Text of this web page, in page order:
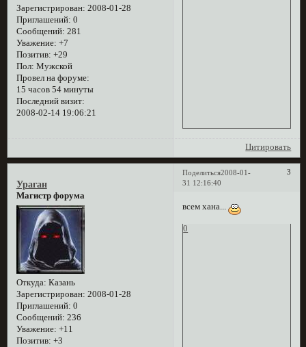
Зарегистрирован: 2008-01-28
Приглашений: 0
Сообщений: 281
Уважение: +7
Позитив: +29
Пол: Мужской
Провел на форуме:
15 часов 54 минуты
Последний визит:
2008-02-14 19:06:21
Цитировать
Поделиться 3
2008-01-
31 12:16:40
Ураган
Магистр форума
Откуда: Казань
Зарегистрирован: 2008-01-28
Приглашений: 0
Сообщений: 236
Уважение: +11
Позитив: +3
всем хана...
0